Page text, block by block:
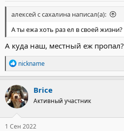
алексей с сахалина написал(а):
А ты ежа хоть раз ел в своей жизни?
А куда наш, местный еж пропал?
Р
е
а
к
ц
и
и
:
nickname
Brice
Активный участник
1 Сен 2022